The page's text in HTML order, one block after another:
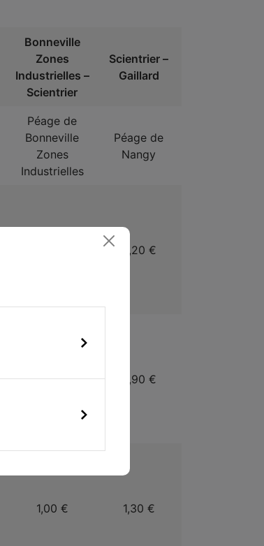
Bonneville
Zones
Industrielles –
Scientrier
Scientrier –
Gaillard
Péage de
Bonneville
Zones
Industrielles
Péage de
Nangy
2,20 €
3,10 € 3,90 €
1,00 € 1,30 €